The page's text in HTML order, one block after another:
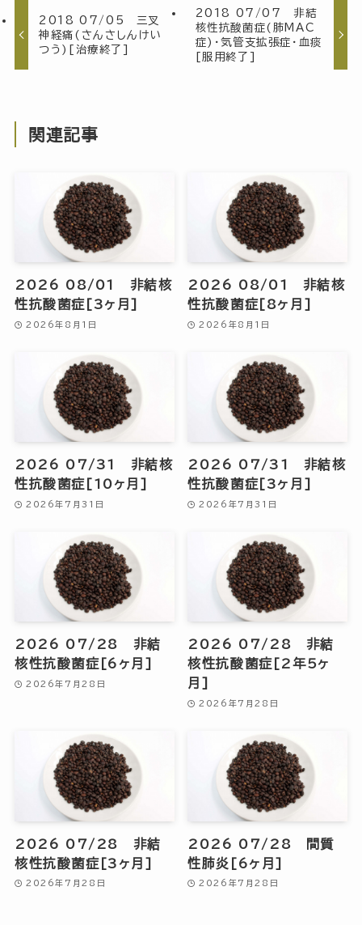
2018 07/05 三叉
神経痛(さんさしんけい
つう)[治療終了]
2018 07/07 非結
核性抗酸菌症(肺MAC
症)・気管支拡張症・血痰
[服用終了]
関連記事
2026 08/01 非結核
性抗酸菌症[3ヶ月]
2026年8月1日
2026 08/01 非結核
性抗酸菌症[8ヶ月]
2026年8月1日
2026 07/31 非結核
性抗酸菌症[10ヶ月]
2026年7月31日
2026 07/31 非結核
性抗酸菌症[3ヶ月]
2026年7月31日
2026 07/28 非結
核性抗酸菌症[6ヶ月]
2026年7月28日
2026 07/28 非結
核性抗酸菌症[2年5ヶ
月]
2026年7月28日
2026 07/28 非結
核性抗酸菌症[3ヶ月]
2026年7月28日
2026 07/28 間質
性肺炎[6ヶ月]
2026年7月28日